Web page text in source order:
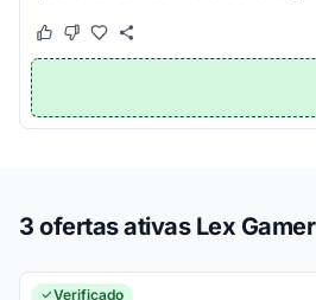
Este cupom funcionou
Este cupom não funcionou
3 ofertas ativas Lex Gamer
Verificado